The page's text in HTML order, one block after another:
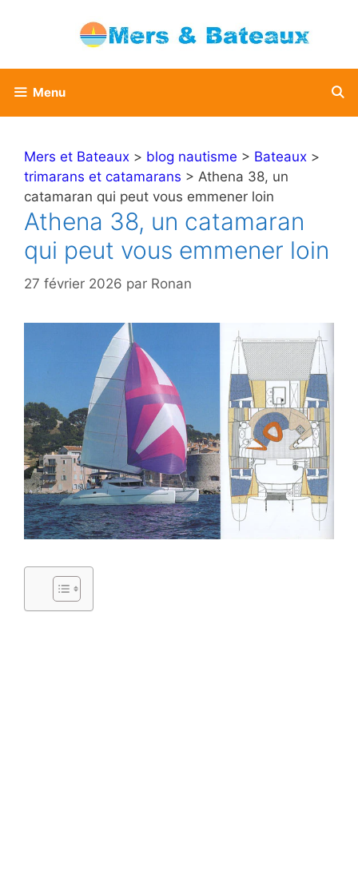
Menu
Mers et Bateaux > blog nautisme > Bateaux >
trimarans et catamarans > Athena 38, un
catamaran qui peut vous emmener loin
Athena 38, un catamaran
qui peut vous emmener loin
27 février 2026 par Ronan